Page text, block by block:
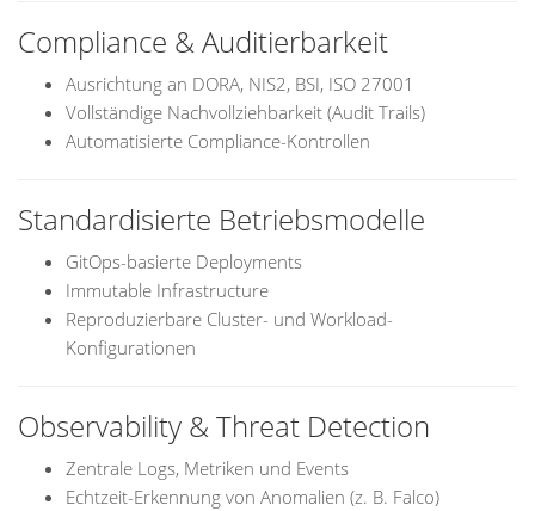
Compliance & Auditierbarkeit
Ausrichtung an DORA, NIS2, BSI, ISO 27001
Vollständige Nachvollziehbarkeit (Audit Trails)
Automatisierte Compliance-Kontrollen
Standardisierte Betriebsmodelle
GitOps-basierte Deployments
Immutable Infrastructure
Reproduzierbare Cluster- und Workload-
Konfigurationen
Observability & Threat Detection
Zentrale Logs, Metriken und Events
Echtzeit-Erkennung von Anomalien (z. B. Falco)